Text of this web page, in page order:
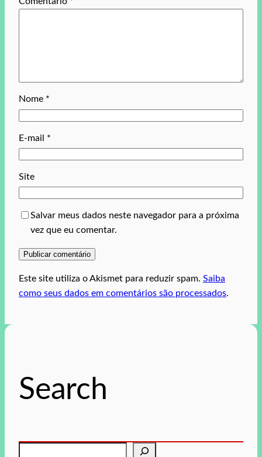
Nome *
E-mail *
Site
Salvar meus dados neste navegador para a próxima
vez que eu comentar.
Este site utiliza o Akismet para reduzir spam. Saiba
como seus dados em comentários são processados.
Search